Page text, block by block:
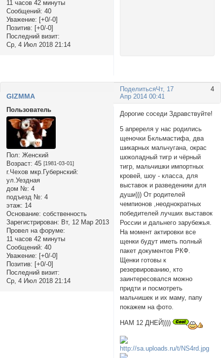
11 часов 42 минуты
Сообщений: 40
Уважение: [+0/-0]
Позитив: [+0/-0]
Последний визит:
Ср, 4 Июл 2018 21:14
Поделиться 4
Чт, 17
Апр 2014 00:41
GIZMMA
Пользователь
Пол: Женский
Возраст: 45 [1981-03-01]
г.Чехов мкр.Губернский:
ул.Уездная
дом №: 4
подъезд №: 4
этаж: 14
Основание: собственность
Зарегистрирован: Вт, 12 Мар 2013
Провел на форуме:
11 часов 42 минуты
Сообщений: 40
Уважение: [+0/-0]
Позитив: [+0/-0]
Последний визит:
Ср, 4 Июл 2018 21:14
Дорогие соседи Здравствуйте!
5 апререля у нас родились
щеночки Бкльмастифа, два
шикарных мальчугана, окрас
шоколадный тигр и чёрный
тигр, мальчишки импортных
кровей, шоу - класса, для
выставок и разведенияи для
души))) От родителей
чемпионов ,неоднократных
победителей лучших выставок
России и дальнего зарубежья.
На момент актировки все
щенки будут иметь полный
пакет документов РКФ.
Щенки готовы к
резервированию, кто
заинтересовался можно
придти и посмотреть
мальчишек и их маму, папу
покажем на фото.
НАМ 12 ДНЕЙ))))